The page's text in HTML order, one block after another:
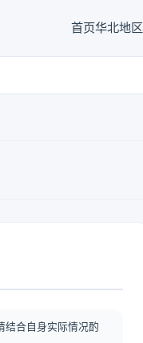
首页华北地区
结合自身实际情况酌